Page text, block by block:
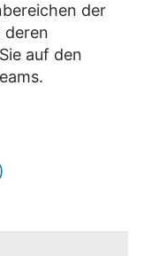
der
deren
auf den